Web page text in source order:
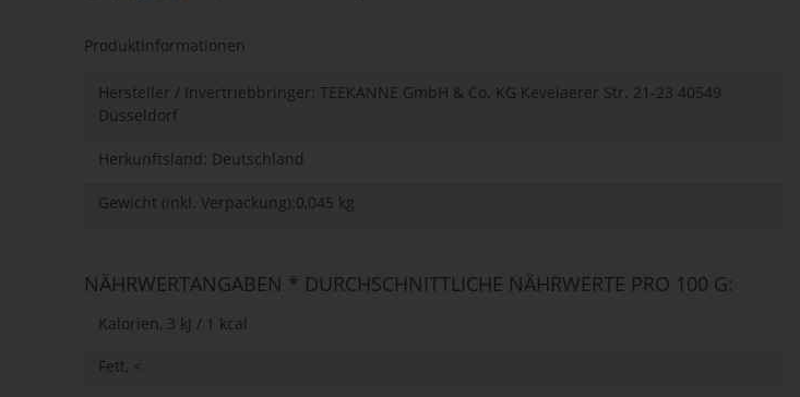
Produktinformationen
Hersteller / Invertriebbringer: TEEKANNE GmbH & Co. KG Kevelaerer Str. 21-23 40549
Düsseldorf
Herkunftsland: Deutschland
Gewicht (inkl. Verpackung):0,045 kg
NÄHRWERTANGABEN * DURCHSCHNITTLICHE NÄHRWERTE PRO 100 G:
Kalorien, 3 kJ / 1 kcal
Fett, <